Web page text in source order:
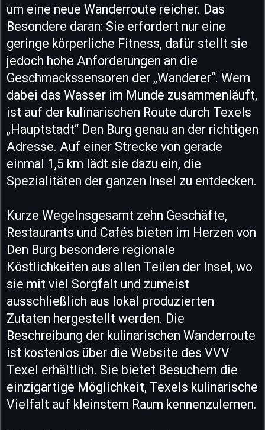
um eine neue Wanderroute reicher. Das
Besondere daran: Sie erfordert nur eine
geringe körperliche Fitness, dafür stellt sie
jedoch hohe Anforderungen an die
Geschmackssensoren der „Wanderer“. Wem
dabei das Wasser im Munde zusammenläuft,
ist auf der kulinarischen Route durch Texels
„Hauptstadt“ Den Burg genau an der richtigen
Adresse. Auf einer Strecke von gerade
einmal 1,5 km lädt sie dazu ein, die
Spezialitäten der ganzen Insel zu entdecken.
Kurze WegeInsgesamt zehn Geschäfte,
Restaurants und Cafés bieten im Herzen von
Den Burg besondere regionale
Köstlichkeiten aus allen Teilen der Insel, wo
sie mit viel Sorgfalt und zumeist
ausschließlich aus lokal produzierten
Zutaten hergestellt werden. Die
Beschreibung der kulinarischen Wanderroute
ist kostenlos über die Website des VVV
Texel erhältlich. Sie bietet Besuchern die
einzigartige Möglichkeit, Texels kulinarische
Vielfalt auf kleinstem Raum kennenzulernen.